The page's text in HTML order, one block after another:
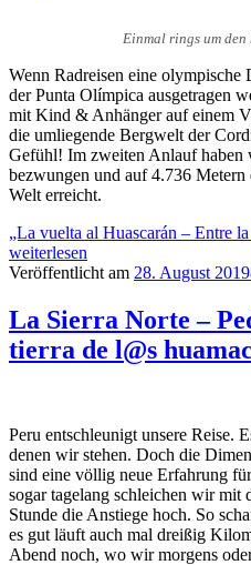
Einmal rings um den
Wenn Radreisen eine olympische
der Punta Olímpica ausgetragen
mit Kind & Anhänger auf einem
die umliegende Bergwelt der
Gefühl! Im zweiten Anlauf haben
bezwungen und auf 4.736 Metern
Welt erreicht.
„La vuelta al Huascarán – Entre
weiterlesen
Veröffentlicht am 28. August 2019
La Sierra Norte –
tierra de l@s
Peru entschleunigt unsere Reise.
denen wir stehen. Doch die
sind eine völlig neue Erfahrung
sogar tagelang schleichen wir
Stunde die Anstiege hoch. So
es gut läuft auch mal dreißig
Abend noch, wo wir morgens